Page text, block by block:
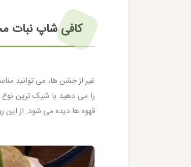
کافی شاپ نبات
غیر از جشن ها، می توانید
را می دهید با شیک ترین نوع
قهوه ها دیده می شود. از این